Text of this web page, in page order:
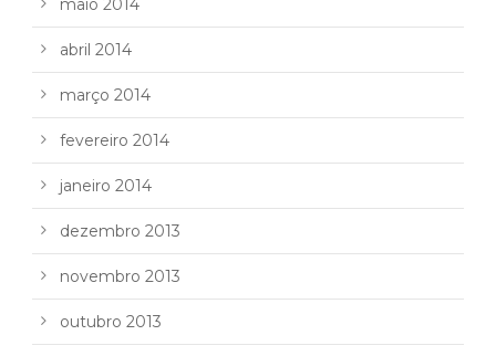
maio 2014
abril 2014
março 2014
fevereiro 2014
janeiro 2014
dezembro 2013
novembro 2013
outubro 2013